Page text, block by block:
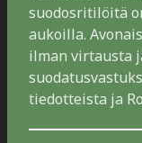
suodosritilöitä
aukoilla.
ilman virtausta
tiedotteista ja